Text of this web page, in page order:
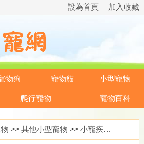
加入收藏
設為首頁
物狗 寵物貓 小型寵物
爬行寵物 寵物百科
>> 其他小型寵物 >> 小寵疾病防治